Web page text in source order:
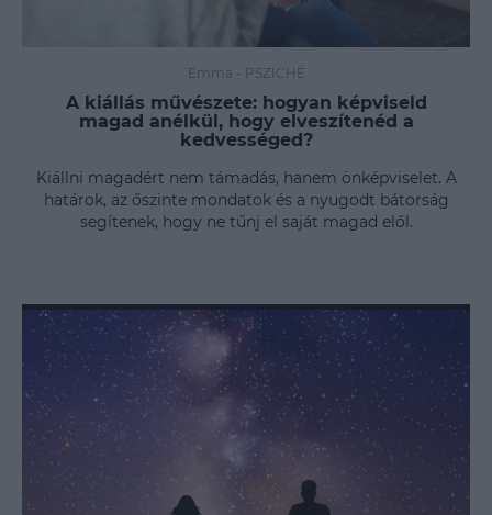
Emma - PSZICHÉ
A kiállás művészete: hogyan képviseld
magad anélkül, hogy elveszítenéd a
kedvességed?
Kiállni magadért nem támadás, hanem önképviselet. A
határok, az őszinte mondatok és a nyugodt bátorság
segítenek, hogy ne tűnj el saját magad elől.